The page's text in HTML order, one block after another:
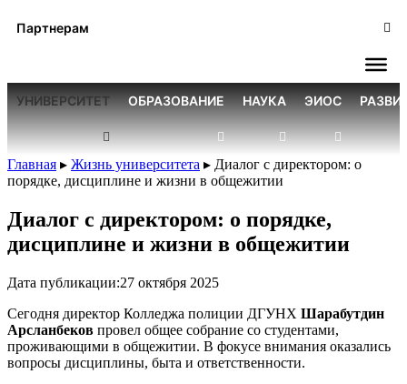
Партнерам
УНИВЕРСИТЕТ ОБРАЗОВАНИЕ НАУКА ЭИОС
Главная ▸ Жизнь университета ▸ Диалог с директором: о
порядке, дисциплине и жизни в общежитии
Диалог с директором: о порядке,
дисциплине и жизни в общежитии
Дата публикации:27 октября 2025
Сегодня директор Колледжа полиции ДГУНХ Шарабутдин
Арсланбеков провел общее собрание со студентами,
проживающими в общежитии. В фокусе внимания оказались
вопросы дисциплины, быта и ответственности.